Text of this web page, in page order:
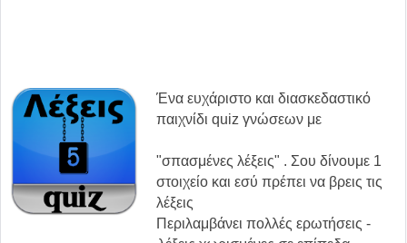
Ένα ευχάριστο και διασκεδαστικό
παιχνίδι quiz γνώσεων με
"σπασμένες λέξεις" . Σου δίνουμε 1
στοιχείο και εσύ πρέπει να βρεις τις
λέξεις
Περιλαμβάνει πολλές ερωτήσεις -